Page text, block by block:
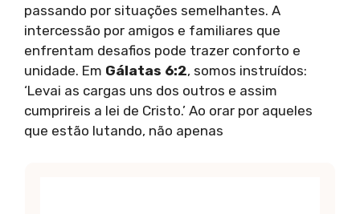
passando por situações semelhantes. A
intercessão por amigos e familiares que
enfrentam desafios pode trazer conforto e
unidade. Em Gálatas 6:2, somos instruídos:
‘Levai as cargas uns dos outros e assim
cumprireis a lei de Cristo.’ Ao orar por aqueles
que estão lutando, não apenas